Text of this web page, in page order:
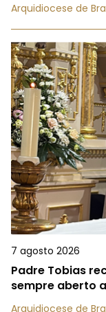
Arquidiocese de
7 agosto 2026
Padre Tobias
sempre aberto
Arquidiocese de